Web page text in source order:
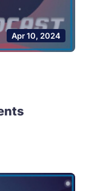
Apr 10, 2024